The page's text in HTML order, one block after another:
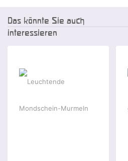
Das könnte Sie auch
interessieren